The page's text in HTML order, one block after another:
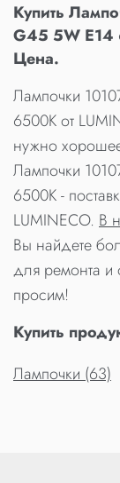
Купить
G45 5W
Цена.
Лампочки
6500K от
нужно
Лампочки
6500K -
LUMINECO. В
Вы найдете
для ремонта и
просим!
Купить
Лампочки (63)